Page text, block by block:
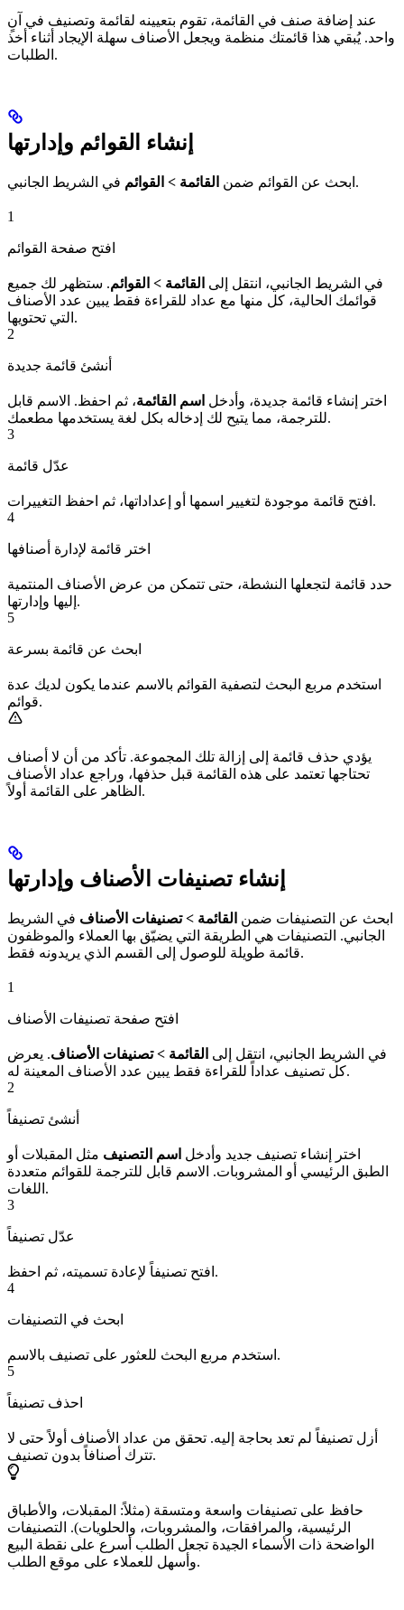
عند إضافة صنف في القائمة، تقوم بتعيينه لقائمة وتصنيف في آنٍ
واحد. يُبقي هذا قائمتك منظمة ويجعل الأصناف سهلة الإيجاد أثناء أخذ
الطلبات.
إنشاء القوائم وإدارتها
ابحث عن القوائم ضمن القائمة > القوائم في الشريط الجانبي.
1
افتح صفحة القوائم
في الشريط الجانبي، انتقل إلى القائمة > القوائم. ستظهر لك جميع
قوائمك الحالية، كل منها مع عداد للقراءة فقط يبين عدد الأصناف
التي تحتويها.
2
أنشئ قائمة جديدة
اختر إنشاء قائمة جديدة، وأدخل اسم القائمة، ثم احفظ. الاسم قابل
للترجمة، مما يتيح لك إدخاله بكل لغة يستخدمها مطعمك.
3
عدّل قائمة
افتح قائمة موجودة لتغيير اسمها أو إعداداتها، ثم احفظ التغييرات.
4
اختر قائمة لإدارة أصنافها
حدد قائمة لتجعلها النشطة، حتى تتمكن من عرض الأصناف المنتمية
إليها وإدارتها.
5
ابحث عن قائمة بسرعة
استخدم مربع البحث لتصفية القوائم بالاسم عندما يكون لديك عدة
قوائم.
يؤدي حذف قائمة إلى إزالة تلك المجموعة. تأكد من أن لا أصناف
تحتاجها تعتمد على هذه القائمة قبل حذفها، وراجع عداد الأصناف
الظاهر على القائمة أولاً.
إنشاء تصنيفات الأصناف وإدارتها
ابحث عن التصنيفات ضمن القائمة > تصنيفات الأصناف في الشريط
الجانبي. التصنيفات هي الطريقة التي يضيّق بها العملاء والموظفون
قائمة طويلة للوصول إلى القسم الذي يريدونه فقط.
1
افتح صفحة تصنيفات الأصناف
في الشريط الجانبي، انتقل إلى القائمة > تصنيفات الأصناف. يعرض
كل تصنيف عداداً للقراءة فقط يبين عدد الأصناف المعينة له.
2
أنشئ تصنيفاً
اختر إنشاء تصنيف جديد وأدخل اسم التصنيف مثل المقبلات أو
الطبق الرئيسي أو المشروبات. الاسم قابل للترجمة للقوائم متعددة
اللغات.
3
عدّل تصنيفاً
افتح تصنيفاً لإعادة تسميته، ثم احفظ.
4
ابحث في التصنيفات
استخدم مربع البحث للعثور على تصنيف بالاسم.
5
احذف تصنيفاً
أزل تصنيفاً لم تعد بحاجة إليه. تحقق من عداد الأصناف أولاً حتى لا
تترك أصنافاً بدون تصنيف.
حافظ على تصنيفات واسعة ومتسقة (مثلاً: المقبلات، والأطباق
الرئيسية، والمرافقات، والمشروبات، والحلويات). التصنيفات
الواضحة ذات الأسماء الجيدة تجعل الطلب أسرع على نقطة البيع
وأسهل للعملاء على موقع الطلب.